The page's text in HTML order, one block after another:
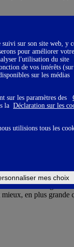
femmes doivent
de travail, comme
de
agricole est
les femmes, mais
dans
en plus
sur son site web, y
pour améliorer votre
l'utilisation du site
de vos intérêts
sur les médias
sur les paramètres des
la Déclaration sur les
utilisions tous les
mes choix